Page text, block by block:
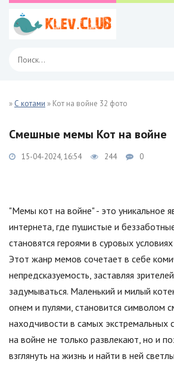
» С котами » Кот на войне 32 фото
Смешные мемы Кот на войне
15-04-2024, 16:54 244 0
"Мемы кот на войне" - это уникальное
интернета, где пушистые и
становятся героями в суровых
Этот жанр мемов сочетает в себе
непредсказуемость, заставляя
задумываться. Маленький и милый
огнем и пулями, становится символом
находчивости в самых экстремальных
на войне не только развлекают, но и
взглянуть на жизнь и найти в ней